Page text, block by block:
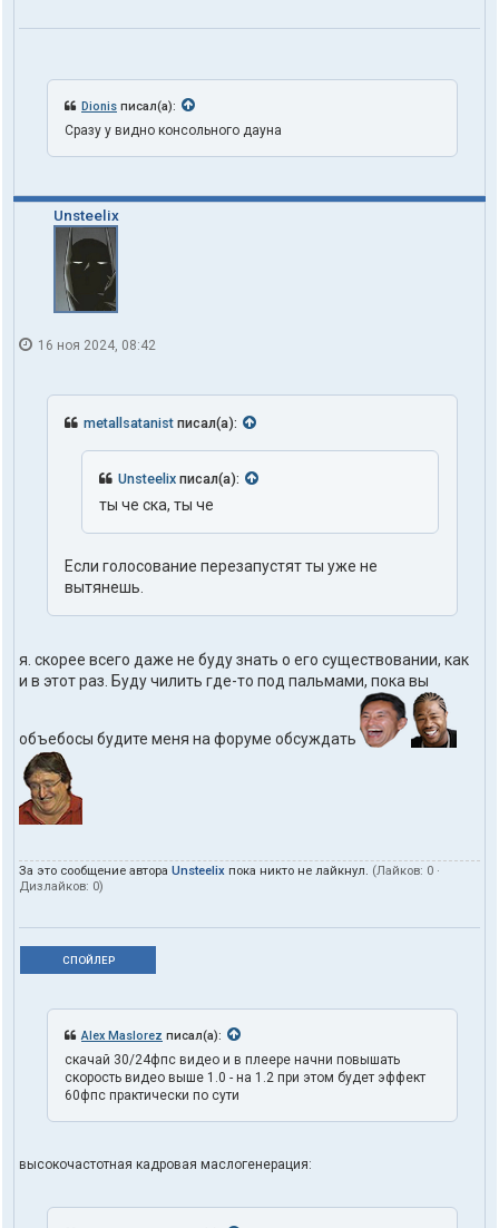
Dionis писал(а):
Сразу у видно консольного дауна
Unsteelix
16 ноя 2024, 08:42
metallsatanist писал(а):
Unsteelix писал(а):
ты че ска, ты че
Если голосование перезапустят ты уже не
вытянешь.
я. скорее всего даже не буду знать о его существовании, как
и в этот раз. Буду чилить где-то под пальмами, пока вы
объебосы будите меня на форуме обсуждать
За это сообщение автора Unsteelix пока никто не лайкнул. (Лайков: 0 ·
Дизлайков: 0)
СПОЙЛЕР
Alex Maslorez писал(а):
скачай 30/24фпс видео и в плеере начни повышать
скорость видео выше 1.0 - на 1.2 при этом будет эффект
60фпс практически по сути
высокочастотная кадровая маслогенерация: